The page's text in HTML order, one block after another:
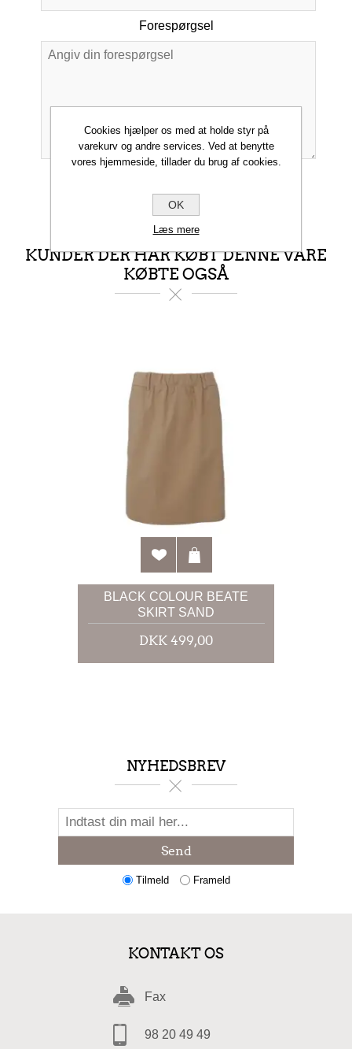
Forespørgsel
INDSEND
KUNDER DER HAR KØBT DENNE VARE
KØBTE OGSÅ
BLACK COLOUR BEATE
SKIRT SAND
DKK 499,00
NYHEDSBREV
Send
Tilmeld Frameld
KONTAKT OS
Fax
98 20 49 49
Cookies hjælper os med at holde styr på
varekurv og andre services. Ved at benytte
vores hjemmeside, tillader du brug af cookies.
OK
Læs mere